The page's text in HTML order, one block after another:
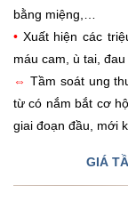
bằng miệng,…
• Xuất hiện các
máu cam, ù tai,
⇔ Tầm soát ung
từ có nắm bắt cơ
giai đoạn đầu, mới
GIÁ